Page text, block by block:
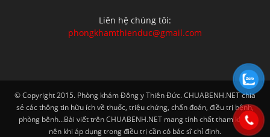
Liên hệ chúng tôi:
phongkhamthienduc@gmail.com
© Copyright 2015. Phòng khám Đông y Thiên Đức. CHUABENH.NET chia
sẻ các thông tin hữu ích về thuốc, triệu chứng, chẩn đoán, điều trị bệnh,
phòng bệnh...Bài viết trên CHUABENH.NET mang tính chất tham khảo
nên khi áp dụng trong điều trị cần có bác sĩ chỉ định.